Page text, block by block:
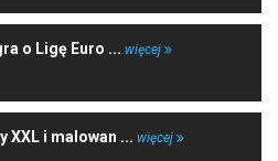
o Ligę Euro ... więcej
XXL i malowan ... więcej